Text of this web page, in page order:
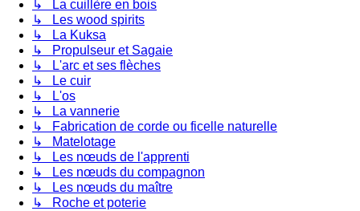
↳ La cuillère en bois
↳ Les wood spirits
↳ La Kuksa
↳ Propulseur et Sagaie
↳ L'arc et ses flèches
↳ Le cuir
↳ L'os
↳ La vannerie
↳ Fabrication de corde ou ficelle naturelle
↳ Matelotage
↳ Les nœuds de l'apprenti
↳ Les nœuds du compagnon
↳ Les nœuds du maître
↳ Roche et poterie